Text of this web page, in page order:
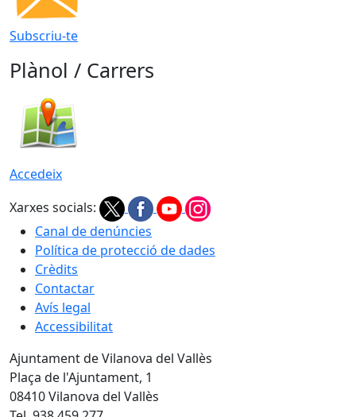
Subscriu-te
Plànol / Carrers
Accedeix
Xarxes socials:
Canal de denúncies
Política de protecció de dades
Crèdits
Contactar
Avís legal
Accessibilitat
Ajuntament de Vilanova del Vallès
Plaça de l'Ajuntament, 1
08410 Vilanova del Vallès